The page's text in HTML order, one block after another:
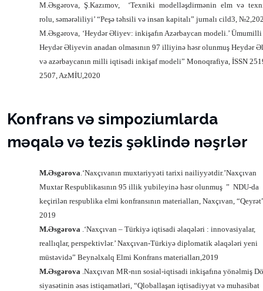
M.Əsgərova, Ş.Kazımov,
‘Texniki modelləşdirmənin elm və
rolu, səmərəliliyi’ “Peşə təhsili və insan kapitalı” jurnalı cild3,
M.Əsgərova, ‘Heydər Əliyev: inkişafın Azərbaycan modeli.’
Heydər Əliyevin anadan olmasının 97 illiyinə həsr olunmuş Heydər
və azərbaycanın milli iqtisadi inkişaf modeli” Monoqrafiya, İSSN
2507, AzMİU,2020
Konfrans və simpoziumlarda
məqalə və tezis şəklində nəşrlər
M.Əsgərova.‘Naxçıvanın muxtariyyəti tarixi nailiyyətdir.’Naxçıvan
Muxtar Respublikasının 95 illik yubileyinə həsr olunmuş ” NDU-da
keçirilən respublika elmi konfransının materialları, Naxçıvan,
2019
M.Əsgərova .‘Naxçıvan – Türkiyə iqtisadi əlaqələri : innovasiyalar,
reallıqlar, perspektivlər.’ Naxçıvan-Türkiyə diplomatik əlaqələri yeni
müstəvidə” Beynəlxalq Elmi Konfrans materialları,2019
M.Əsgərova .Naxçıvan MR-nın sosial-iqtisadi inkişafına yönəlmiş
siyasətinin əsas istiqamətləri, “Qloballaşan iqtisadiyyat və muhasibat